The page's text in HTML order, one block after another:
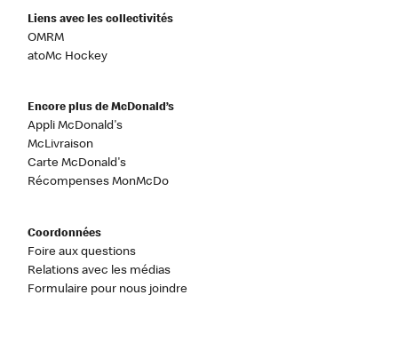
Liens avec les collectivités
OMRM
atoMc Hockey
Encore plus de McDonald’s
Appli McDonald's
McLivraison
Carte McDonald's
Récompenses MonMcDo
Coordonnées
Foire aux questions
Relations avec les médias
Formulaire pour nous joindre